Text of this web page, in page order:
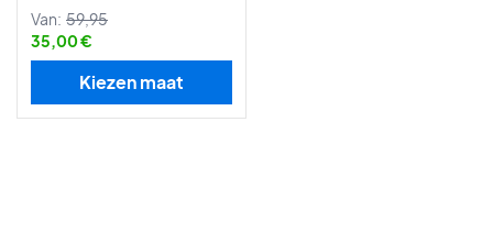
Van: 59,95
35,00 €
Kiezen maat